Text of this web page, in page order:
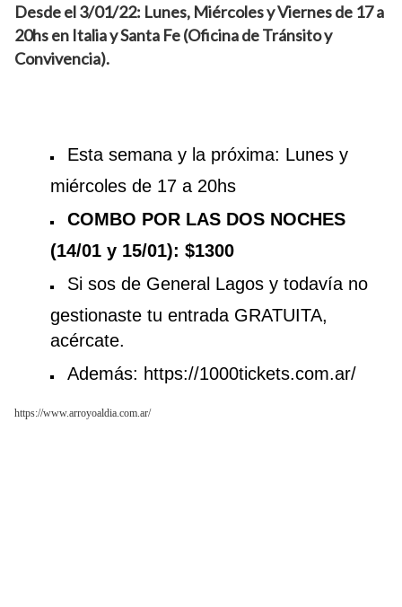
Desde el 3/01/22: Lunes, Miércoles y Viernes de 17 a
20hs en Italia y Santa Fe (Oficina de Tránsito y
Convivencia).
Esta semana y la próxima: Lunes y
miércoles de 17 a 20hs
COMBO POR LAS DOS NOCHES
(14/01 y 15/01): $1300
Si sos de General Lagos y todavía no
gestionaste tu entrada GRATUITA,
acércate.
Además: https://1000tickets.com.ar/
https://www.arroyoaldia.com.ar/